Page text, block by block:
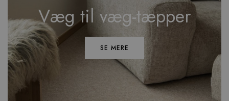
Væg til væg-tæpper
SE MERE